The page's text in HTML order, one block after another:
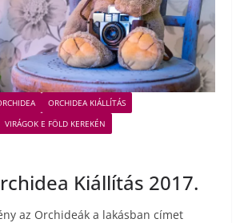
ORCHIDEA KIÁLLÍTÁS
VIRÁGOK E FÖLD KEREKÉN
Kiállítás 2017.
az Orchideák a lakásban címet